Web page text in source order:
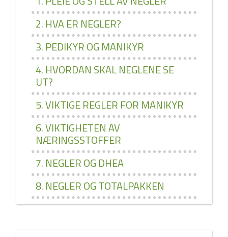
2. HVA ER NEGLER?
3. PEDIKYR OG MANIKYR
4. HVORDAN SKAL NEGLENE SE
UT?
5. VIKTIGE REGLER FOR MANIKYR
6. VIKTIGHETEN AV
NÆRINGSSTOFFER
7. NEGLER OG DHEA
8. NEGLER OG TOTALPAKKEN